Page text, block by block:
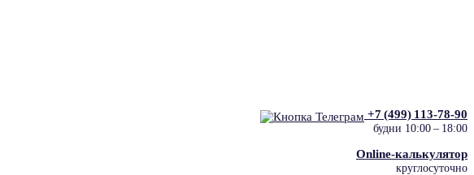
+7 (499) 113‑78‑90
будни 10:00 – 18:00
Online-калькулятор
круглосуточно